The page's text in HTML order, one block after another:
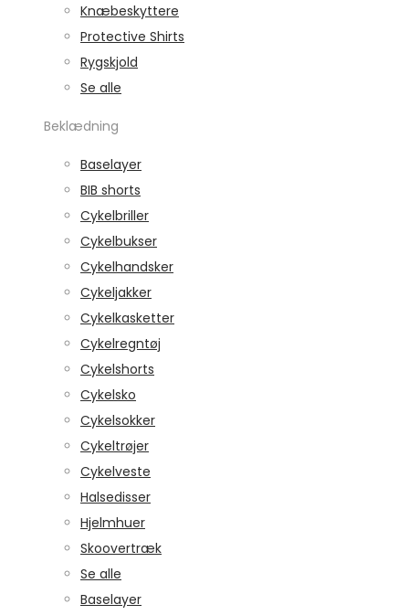
Knæbeskyttere
Protective Shirts
Rygskjold
Se alle
Beklædning
Baselayer
BIB shorts
Cykelbriller
Cykelbukser
Cykelhandsker
Cykeljakker
Cykelkasketter
Cykelregntøj
Cykelshorts
Cykelsko
Cykelsokker
Cykeltrøjer
Cykelveste
Halsedisser
Hjelmhuer
Skoovertræk
Se alle
Baselayer